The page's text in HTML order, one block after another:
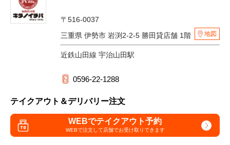
〒516-0037
三重県 伊勢市 岩渕2-2-5 勝田貸店舗 1階
地図
近鉄山田線 宇治山田駅
0596-22-1288
テイクアウト＆デリバリー注文
WEBでテイクアウト予約
WEBで注文して店舗でお受け取りできます